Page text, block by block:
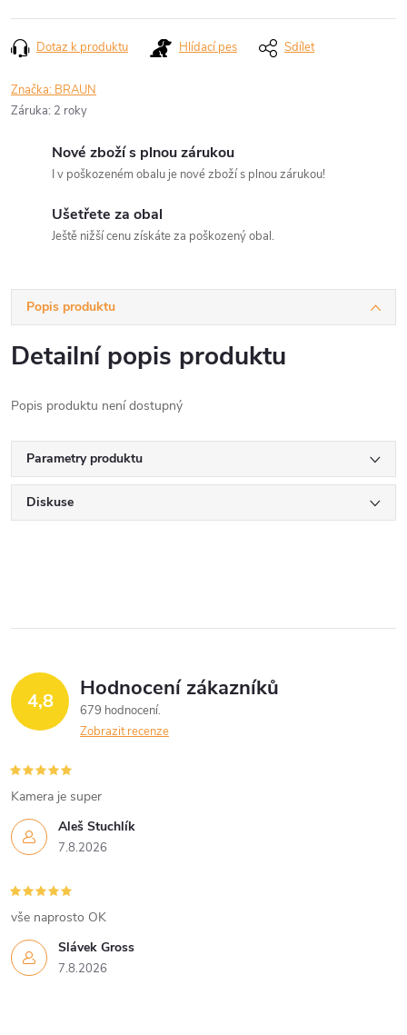
Dotaz k produktu Hlídací pes Sdílet
Značka: BRAUN
Záruka: 2 roky
Nové zboží s plnou zárukou
I v poškozeném obalu je nové zboží s plnou zárukou!
Ušetřete za obal
Ještě nižší cenu získáte za poškozený obal.
Popis produktu
Detailní popis produktu
Popis produktu není dostupný
Parametry produktu
Diskuse
4,8 Hodnocení zákazníků
679 hodnocení
Zobrazit recenze
Aleš Stuchlík
7.8.2026
Kamera je super
Slávek Gross
7.8.2026
vše naprosto OK